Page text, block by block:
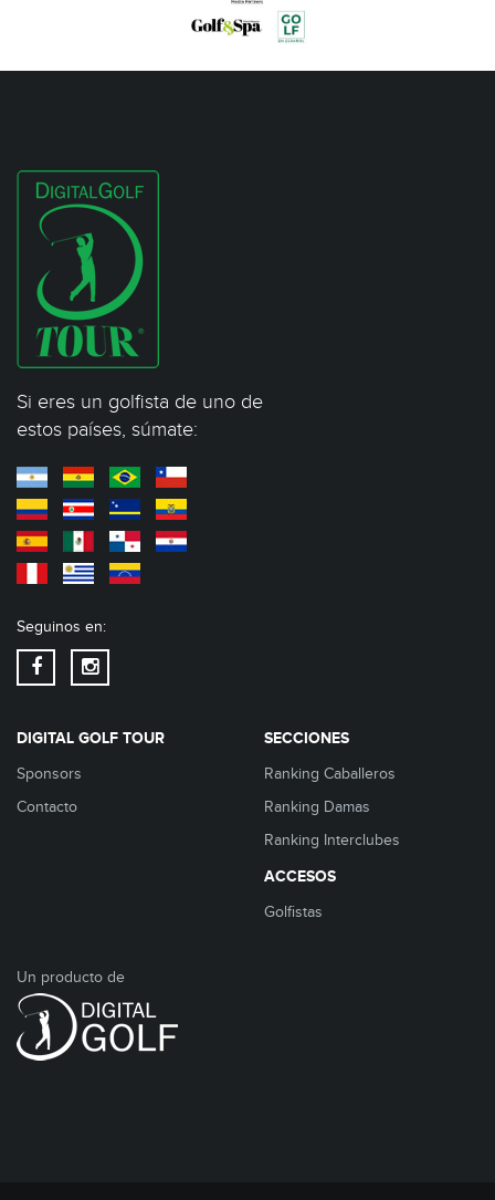
Si eres un golfista de uno de
estos países, súmate:
Seguinos en:
DIGITAL GOLF TOUR
Sponsors
Contacto
SECCIONES
Ranking Caballeros
Ranking Damas
Ranking Interclubes
ACCESOS
Golfistas
Un producto de